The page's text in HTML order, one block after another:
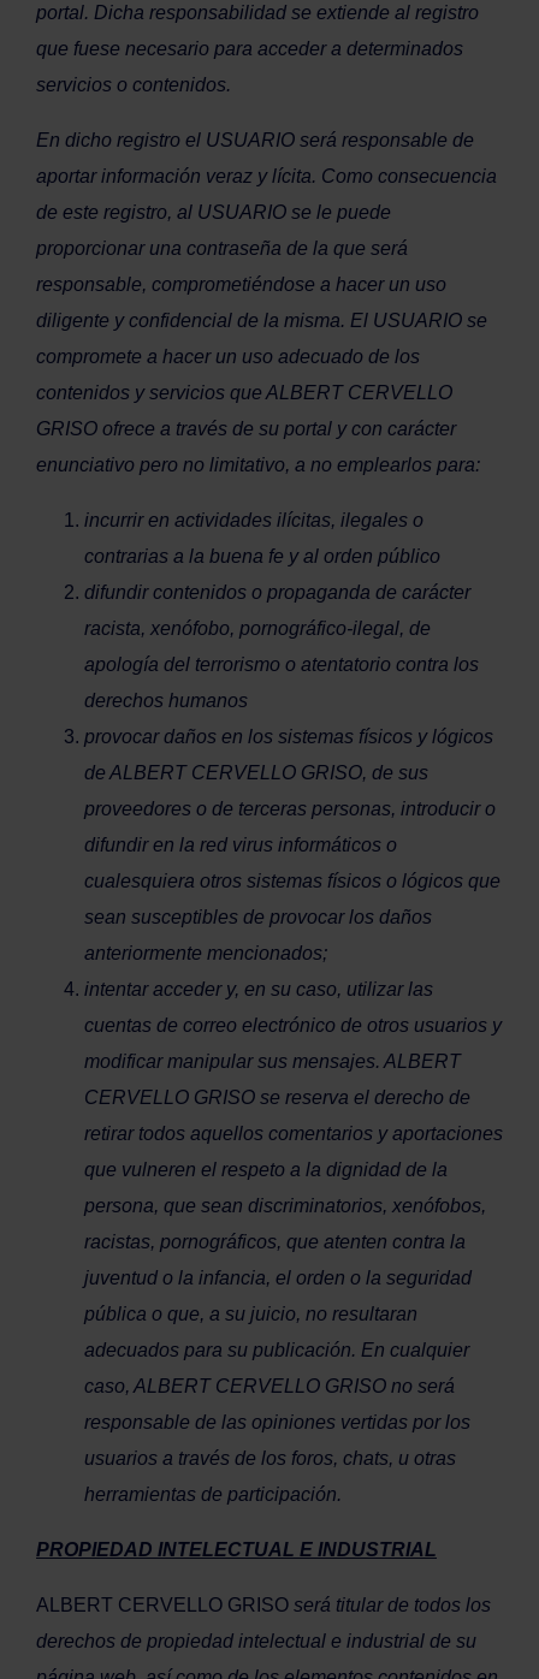
portal. Dicha responsabilidad se extiende al registro
que fuese necesario para acceder a determinados
servicios o contenidos.
En dicho registro el USUARIO será responsable de
aportar información veraz y lícita. Como consecuencia
de este registro, al USUARIO se le puede
proporcionar una contraseña de la que será
responsable, comprometiéndose a hacer un uso
diligente y confidencial de la misma. El USUARIO se
compromete a hacer un uso adecuado de los
contenidos y servicios que ALBERT CERVELLO
GRISO ofrece a través de su portal y con carácter
enunciativo pero no limitativo, a no emplearlos para:
incurrir en actividades ilícitas, ilegales o
contrarias a la buena fe y al orden público
difundir contenidos o propaganda de carácter
racista, xenófobo, pornográfico-ilegal, de
apología del terrorismo o atentatorio contra los
derechos humanos
provocar daños en los sistemas físicos y lógicos
de ALBERT CERVELLO GRISO, de sus
proveedores o de terceras personas, introducir o
difundir en la red virus informáticos o
cualesquiera otros sistemas físicos o lógicos que
sean susceptibles de provocar los daños
anteriormente mencionados;
intentar acceder y, en su caso, utilizar las
cuentas de correo electrónico de otros usuarios y
modificar manipular sus mensajes. ALBERT
CERVELLO GRISO se reserva el derecho de
retirar todos aquellos comentarios y aportaciones
que vulneren el respeto a la dignidad de la
persona, que sean discriminatorios, xenófobos,
racistas, pornográficos, que atenten contra la
juventud o la infancia, el orden o la seguridad
pública o que, a su juicio, no resultaran
adecuados para su publicación. En cualquier
caso, ALBERT CERVELLO GRISO no será
responsable de las opiniones vertidas por los
usuarios a través de los foros, chats, u otras
herramientas de participación.
PROPIEDAD INTELECTUAL E INDUSTRIAL
ALBERT CERVELLO GRISO será titular de todos los
derechos de propiedad intelectual e industrial de su